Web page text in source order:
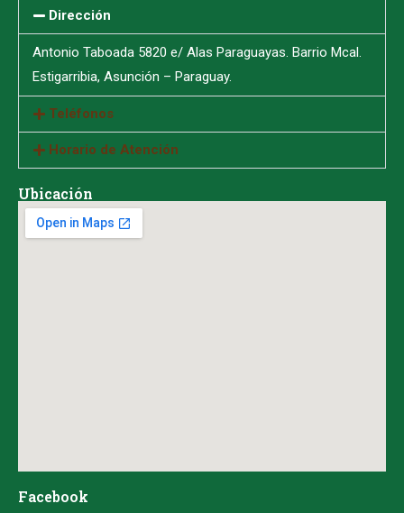
Dirección
Antonio Taboada 5820 e/ Alas Paraguayas. Barrio Mcal.
Estigarribia, Asunción – Paraguay.
Teléfonos
Horario de Atención
Ubicación
Facebook